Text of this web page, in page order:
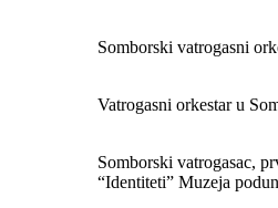
Somborski vatrogasni
Vatrogasni orkestar u
Somborski vatrogasac,
“Identiteti” Muzeja